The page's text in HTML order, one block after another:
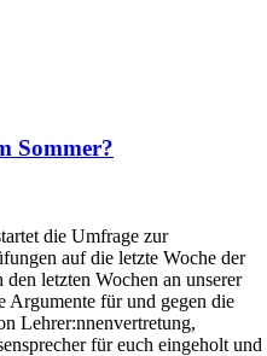
Sommer?
die Umfrage zur
auf die letzte Woche der
letzten Wochen an unserer
Argumente für und gegen die
Lehrer:nnenvertretung,
für euch eingeholt und